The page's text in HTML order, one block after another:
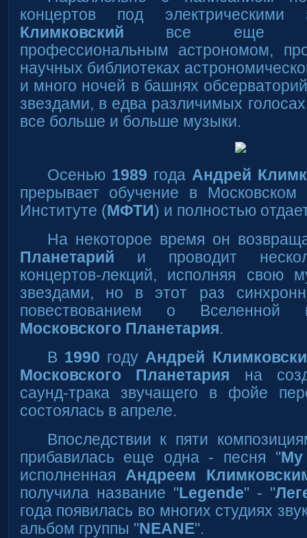
концертов под
Климковский все еще
профессиональным астрономом,
научных библиотеках
и много ночей в башнях
звездами, в едва различимых
все больше и больше музыки.
Осенью 1989 года Андрей
прерывает обучение в Московском
Институте (МФТИ) и полностью
На некоторое время он
Планетарий и проводит
концертов-лекций, исполняя свою
звездами, но в этот раз
повествованием о Вселенной
Московского Планетария.
В 1990 годуАндрей
Московского Планетария на
саунд-трака звучащего в фойе
состоялась в апреле.
Впоследствии к пяти
прибавилась еще одна - песня "
исполненнаяАндреем
получила название "Legende" - "
года появилась во многих студиях
альбом группы "NEANE".